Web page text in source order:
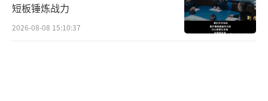
短板锤炼战力
2026-08-08 15:10:37